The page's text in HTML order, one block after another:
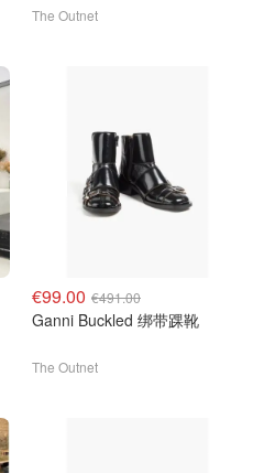
The Outnet
€99.00 €491.00
Ganni Buckled 绑带踝靴
The Outnet